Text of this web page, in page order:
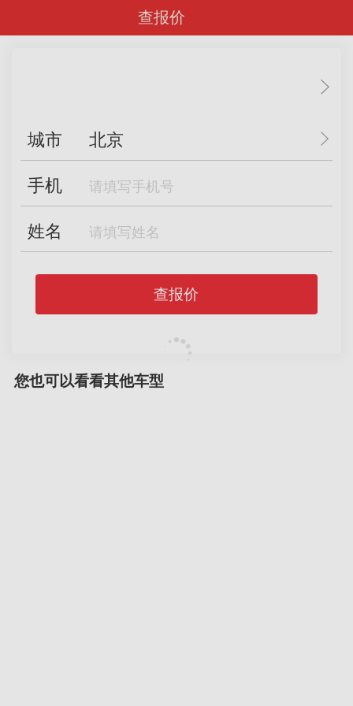
查报价
城市 北京
手机
姓名
查报价
您也可以看看其他车型